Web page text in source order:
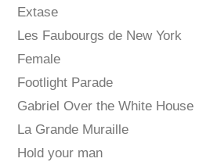
Extase
Les Faubourgs de New York
Female
Footlight Parade
Gabriel Over the White House
La Grande Muraille
Hold your man